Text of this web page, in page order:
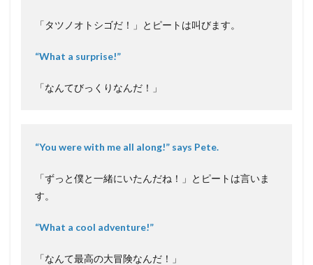
「タツノオトシゴだ！」とピートは叫びます。
“What a surprise!”
「なんてびっくりなんだ！」
“You were with me all along!” says Pete.
「ずっと僕と一緒にいたんだね！」とピートは言いま
す。
“What a cool adventure!”
「なんて最高の大冒険なんだ！」